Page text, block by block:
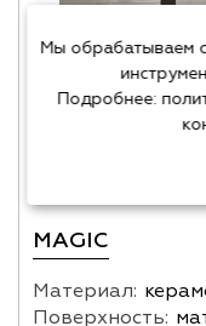
Azulev
MAGIC
Материал:
Поверхность:
Мы обрабатываем
Подробнее: